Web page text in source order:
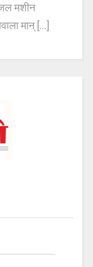
मशीन
मान् [...]